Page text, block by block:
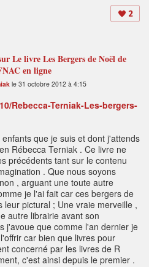
2
Le livre Les Bergers de Noël de
en ligne
le 31 octobre 2012 à 4:15
Rebecca-Terniak-Les-bergers-
que je suis et dont j'attends
Rébecca Terniak . Ce livre ne
précédents tant sur le contenu
. Que nous soyons
, arguant une toute autre
je l'ai fait car ces bergers de
leur pictural ; Une vraie merveille ,
autre librairie avant son
j'avoue que comme l'an dernier je
car bien que livres pour
concerné par les livres de R
c'est ainsi depuis le premier .